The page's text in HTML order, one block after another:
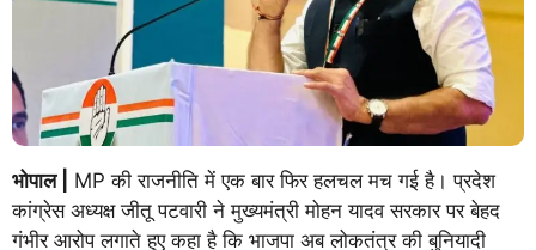
भोपाल |
MP की राजनीति में एक बार फिर हलचल मच गई है। प्रदेश
कांग्रेस अध्यक्ष जीतू पटवारी ने मुख्यमंत्री मोहन यादव सरकार पर बेहद
गंभीर आरोप लगाते हुए कहा है कि भाजपा अब लोकतंत्र की बुनियादी